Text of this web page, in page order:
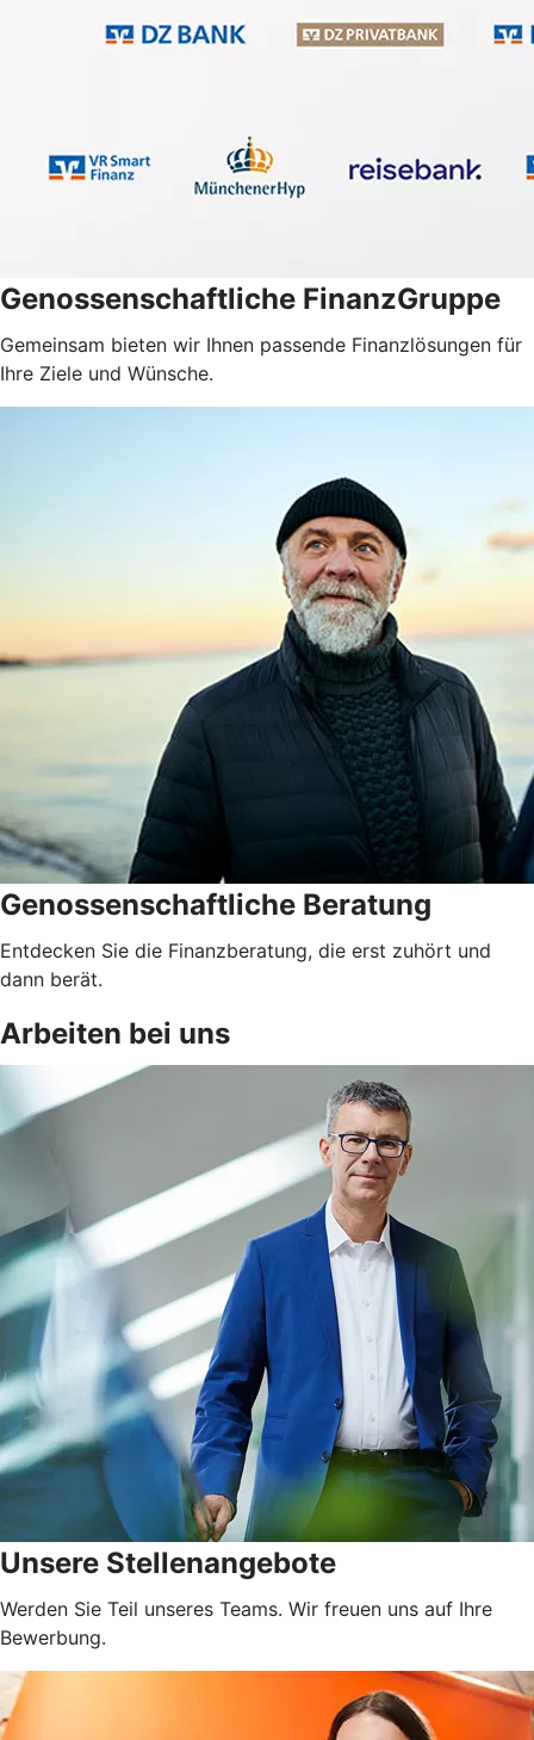
Genossenschaftliche FinanzGruppe
Gemeinsam bieten wir Ihnen passende Finanzlösungen für
Ihre Ziele und Wünsche.
Genossenschaftliche Beratung
Entdecken Sie die Finanzberatung, die erst zuhört und
dann berät.
Arbeiten bei uns
Unsere Stellenangebote
Werden Sie Teil unseres Teams. Wir freuen uns auf Ihre
Bewerbung.